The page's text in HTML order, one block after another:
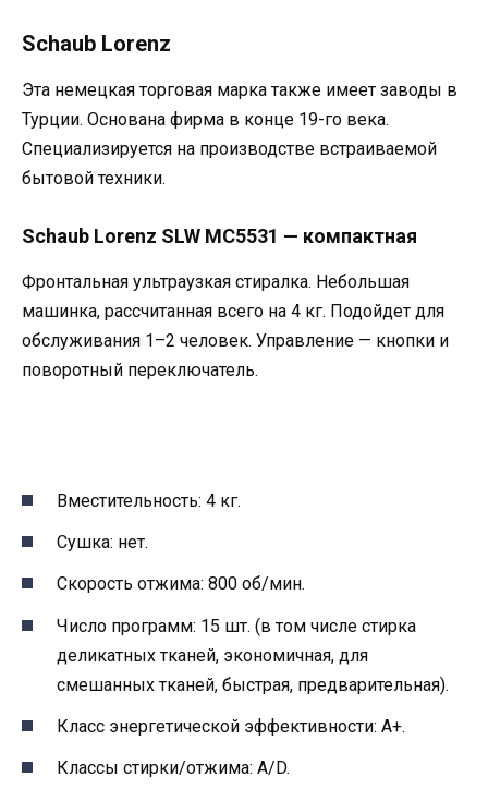
Schaub Lorenz
Эта немецкая торговая марка также имеет заводы в
Турции. Основана фирма в конце 19-го века.
Специализируется на производстве встраиваемой
бытовой техники.
Schaub Lorenz SLW MC5531 — компактная
Фронтальная ультраузкая стиралка. Небольшая
машинка, рассчитанная всего на 4 кг. Подойдет для
обслуживания 1–2 человек. Управление — кнопки и
поворотный переключатель.
Вместительность: 4 кг.
Сушка: нет.
Скорость отжима: 800 об/мин.
Число программ: 15 шт. (в том числе стирка
деликатных тканей, экономичная, для
смешанных тканей, быстрая, предварительная).
Класс энергетической эффективности: А+.
Классы стирки/отжима: А/D.